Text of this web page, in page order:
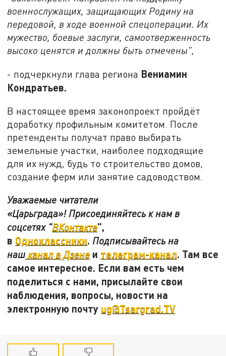
военнослужащих, защищающих Родину на
передовой, в ходе военной спецоперации. Их
мужество, боевые заслуги, самоотверженность
высоко ценятся и должны быть отмечены",
- подчеркнули глава региона Вениамин
Кондратьев.
В настоящее время законопроект пройдёт
доработку профильным комитетом. После
претенденты получат право выбирать
земельные участки, наиболее подходящие
для их нужд, будь то строительство домов,
создание ферм или занятие садоводством.
Уважаемые читатели
«Царьграда»! Присоединяйтесь к нам в
соцсетях "ВКонтакте",
в Одноклассники. Подписывайтесь на
наш канал в Дзене и телеграм-канал. Там все
самое интересное. Если вам есть чем
поделиться с нами, присылайте свои
наблюдения, вопросы, новости на
электронную почту ug@Tsargrad.TV